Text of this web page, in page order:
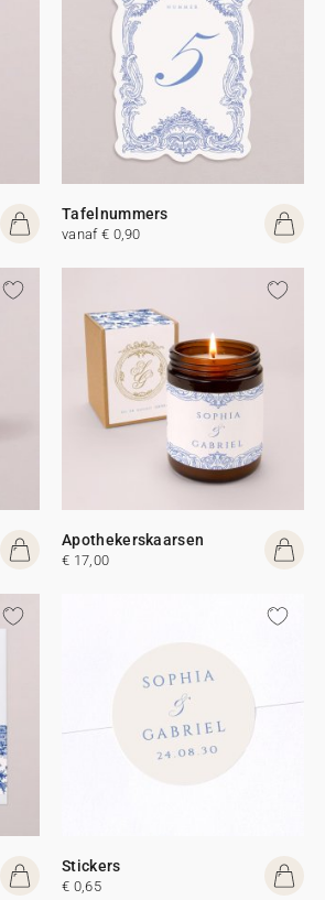
Tafelnummers
vanaf € 0,90
Apothekerskaarsen
€ 17,00
Stickers
€ 0,65